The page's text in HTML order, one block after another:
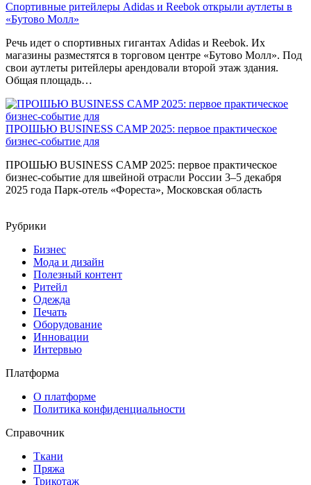
Спортивные ритейлеры Adidas и Reebok открыли аутлеты в
«Бутово Молл»
Речь идет о спортивных гигантах Adidas и Reebok. Их
магазины разместятся в торговом центре «Бутово Молл». Под
свои аутлеты ритейлеры арендовали второй этаж здания.
Общая площадь…
ПРOШЬЮ BUSINESS CAMP 2025: первое практическое
бизнес-событие для
ПРOШЬЮ BUSINESS CAMP 2025: первое практическое
бизнес-событие для швейной отрасли России 3–5 декабря
2025 года Парк-отель «Фореста», Московская область
Рубрики
Бизнес
Мода и дизайн
Полезный контент
Ритейл
Одежда
Печать
Оборудование
Инновации
Интервью
Платформа
О платформе
Политика конфиденциальности
Справочник
Ткани
Пряжа
Трикотаж